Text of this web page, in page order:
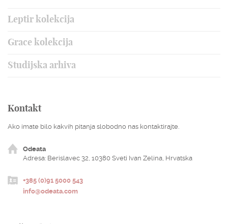
EUR
Leptir kolekcija
Grace kolekcija
Studijska arhiva
Kontakt
Ako imate bilo kakvih pitanja slobodno nas kontaktirajte.
Odeata
Adresa: Berislavec 32, 10380 Sveti Ivan Zelina, Hrvatska
+385 (0)91 5000 543
info@odeata.com